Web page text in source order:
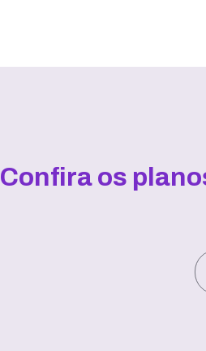
Confira os